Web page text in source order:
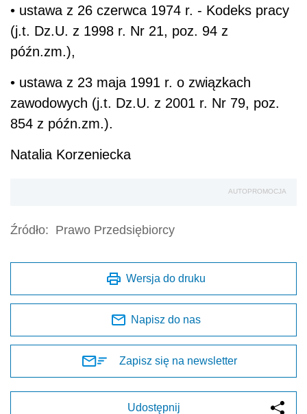
• ustawa z 26 czerwca 1974 r. - Kodeks pracy
(j.t. Dz.U. z 1998 r. Nr 21, poz. 94 z
późn.zm.),
• ustawa z 23 maja 1991 r. o związkach
zawodowych (j.t. Dz.U. z 2001 r. Nr 79, poz.
854 z późn.zm.).
Natalia Korzeniecka
AUTOPROMOCJA
Źródło: Prawo Przedsiębiorcy
Wersja do druku
Napisz do nas
Zapisz się na newsletter
Udostępnij